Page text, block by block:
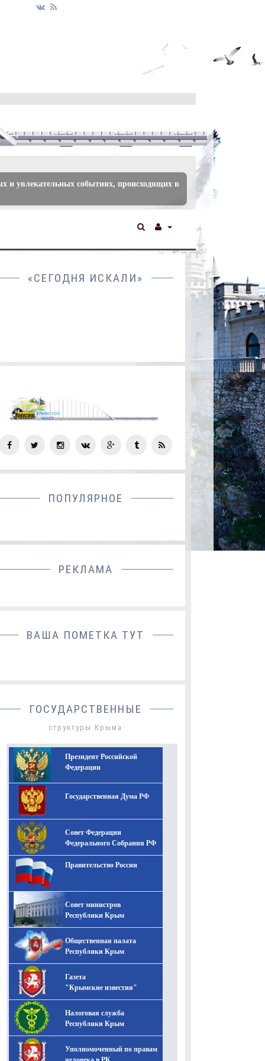
и увлекательных событиях, происходящих в
«СЕГОДНЯ ИСКАЛИ»
СОЦ
СЕТИ
ПОПУЛЯРНОЕ
РЕКЛАМА
ВАША ПОМЕТКА ТУТ
ГОСУДАРСТВЕННЫЕ
структуры Крыма
Президент Российской
Федерации
Государственная Дума РФ
Совет Федерации
Федерального Собрания РФ
Правительство России
Совет министров
Республики Крым
Общественная палата
Республики Крым
Газета
"Крымские известия"
Налоговая служба
Республики Крым
Уполномоченный по правам